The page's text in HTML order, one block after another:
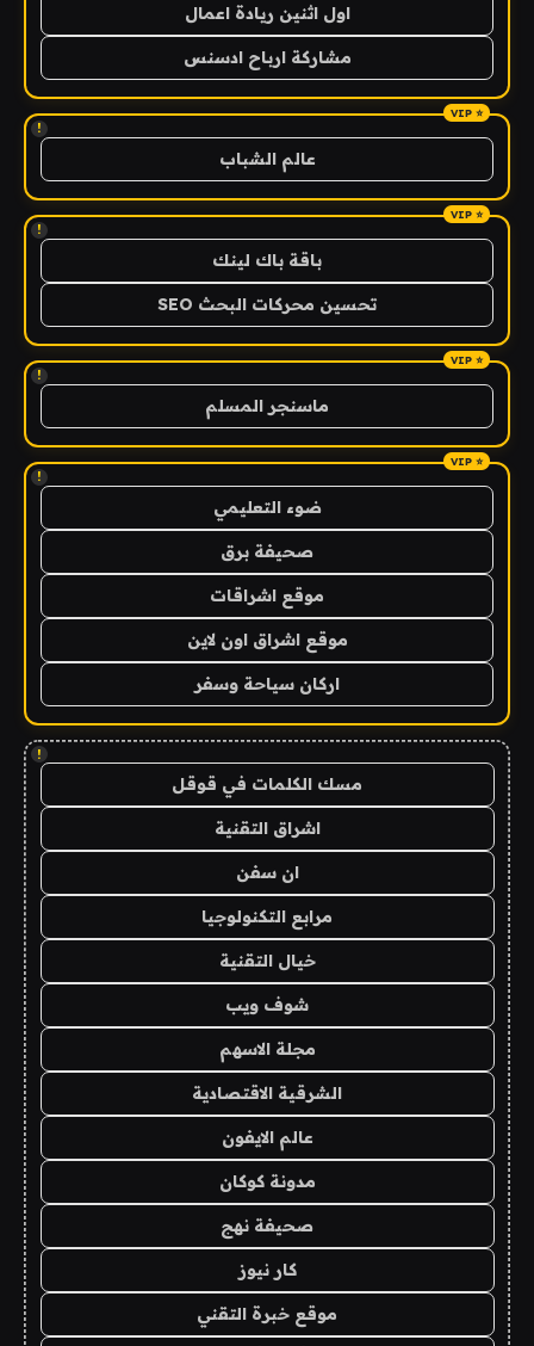
اول اثنين ريادة اعمال
مشاركة ارباح ادسنس
!
عالم الشباب
!
باقة باك لينك
تحسين محركات البحث SEO
!
ماسنجر المسلم
!
ضوء التعليمي
صحيفة برق
موقع اشراقات
موقع اشراق اون لاين
اركان سياحة وسفر
!
مسك الكلمات في قوقل
اشراق التقنية
ان سفن
مرابع التكنولوجيا
خيال التقنية
شوف ويب
مجلة الاسهم
الشرقية الاقتصادية
عالم الايفون
مدونة كوكان
صحيفة نهج
كار نيوز
موقع خبرة التقني